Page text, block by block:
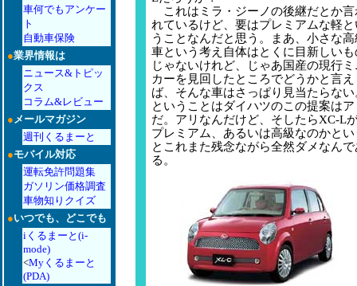
車何でもアンケー
ト
自動車保険
●業界情報は
ニュース&トピッ
クス
コラム&レビュー
●メールマガジン
週刊くるまーと
●モバイル対応
運転免許問題集
ガソリン価格調査
車物知りクイズ
●いつでも、どこでも
iくるまーと(i-
mode)
<Myくるまーと
(PDA)
これはミラ・ジーノの後継だとか言
れているけど、要はプレミアムな軽と
うことなんだと思う。まあ、小さな高
車という考え自体はとくに目新しいも
じゃないけれど、じゃあ国産の現行ミ
カーを見回したところでどうかと言え
ば、そんな車はさっぱり見当たらない
ということはダイハツのこの提案はア
だ。アリなんだけど、そしたらXC-L
プレミアム、あるいは高級なのかとい
とこれまた残念ながら全然ダメなんで
る。